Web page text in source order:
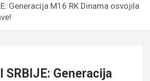
Generacija M16 RK Dinama osvojila
SRBIJE: Generacija